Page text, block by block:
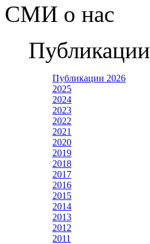
СМИ о нас
Публикации
Публикации 2026
2025
2024
2023
2022
2021
2020
2019
2018
2017
2016
2015
2014
2013
2012
2011